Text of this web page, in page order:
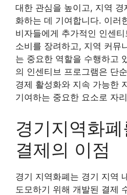
대한 관심을 높이고, 지역
화하는 데 기여합니다. 이러
비자들에게 추가적인 인센
소비를 장려하고, 지역 커뮤
는 중요한 역할을 수행하고
의 인센티브 프로그램은 단
경제 활성화와 지속 가능한
기여하는 중요한 요소로 자
경기지역화
결제의 이점
경기 지역화폐는 경기 지역
도모하기 위해 개발된 결제